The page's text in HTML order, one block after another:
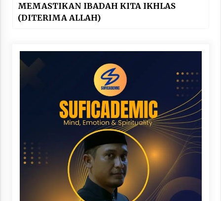
MEMASTIKAN IBADAH KITA IKHLAS
(DITERIMA ALLAH)